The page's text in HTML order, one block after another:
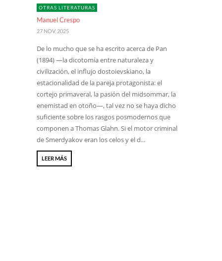
OTRAS LITERATURAS
Manuel Crespo
27 NOV, 2025
De lo mucho que se ha escrito acerca de Pan
(1894) —la dicotomía entre naturaleza y
civilización, el influjo dostoievskiano, la
estacionalidad de la pareja protagonista: el
cortejo primaveral, la pasión del midsommar, la
enemistad en otoño—, tal vez no se haya dicho
suficiente sobre los rasgos posmodernos que
componen a Thomas Glahn. Si el motor criminal
de Smerdyakov eran los celos y el d...
LEER MÁS